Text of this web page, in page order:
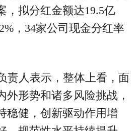
，拟分红金额达19.5亿
，34家公司现金分红率
责人表示，整体上看，面
外形势和诸多风险挑战，
稳健，创新驱动作用增